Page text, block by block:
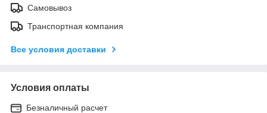
Самовывоз
Транспортная компания
Все условия доставки
Условия оплаты
Безналичный расчет